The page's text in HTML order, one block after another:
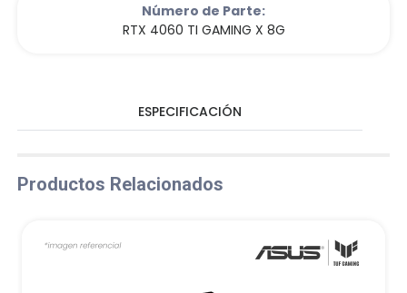
Número de Parte:
RTX 4060 TI GAMING X 8G
ESPECIFICACIÓN
Productos Relacionados